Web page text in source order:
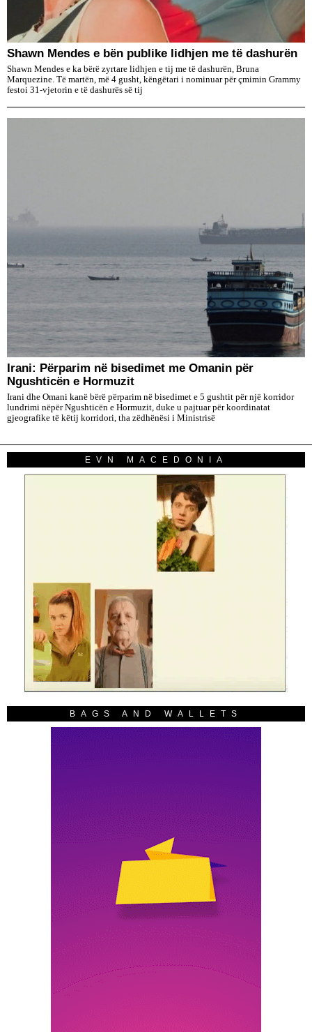
​Shawn Mendes e bën publike lidhjen me të dashurën
Shawn Mendes e ka bërë zyrtare lidhjen e tij me të dashurën, Bruna
Marquezine. Të martën, më 4 gusht, këngëtari i nominuar për çmimin Grammy
festoi 31-vjetorin e të dashurës së tij
Irani: Përparim në bisedimet me Omanin për
Ngushticën e Hormuzit
Irani dhe Omani kanë bërë përparim në bisedimet e 5 gushtit për një korridor
lundrimi nëpër Ngushticën e Hormuzit, duke u pajtuar për koordinatat
gjeografike të këtij korridori, tha zëdhënësi i Ministrisë
EVN MACEDONIA
BAGS AND WALLETS